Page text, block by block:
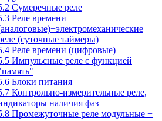
Сумеречные реле
Реле времени
(суточные таймеры)
Реле времени (цифровые)
Импульсные реле с функцией
Блоки питания
Контрольно-измерительные реле,
наличия фаз
Промежуточные реле модульные +